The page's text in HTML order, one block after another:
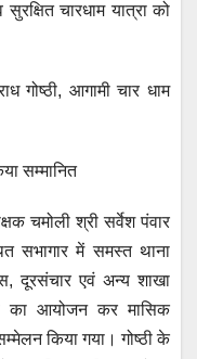
चारधाम यात्रा को
गोष्ठी, आगामी चार धाम
सम्मानित
चमोली श्री सर्वेश पंवार
सभागार में समस्त थाना
दूरसंचार एवं अन्य शाखा
का आयोजन कर मासिक
किया गया। गोष्ठी के